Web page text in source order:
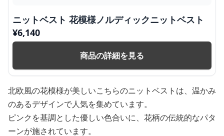
ニットベスト 花模様ノルディックニットベスト
¥6,140
商品の詳細を見る
北欧風の花模様が美しいこちらのニットベストは、温かみ
のあるデザインで人気を集めています。
ピンクを基調とした優しい色合いに、花柄の伝統的なパタ
ーンが施されています。